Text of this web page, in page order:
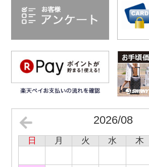
2026/08
日 月 火 水 木